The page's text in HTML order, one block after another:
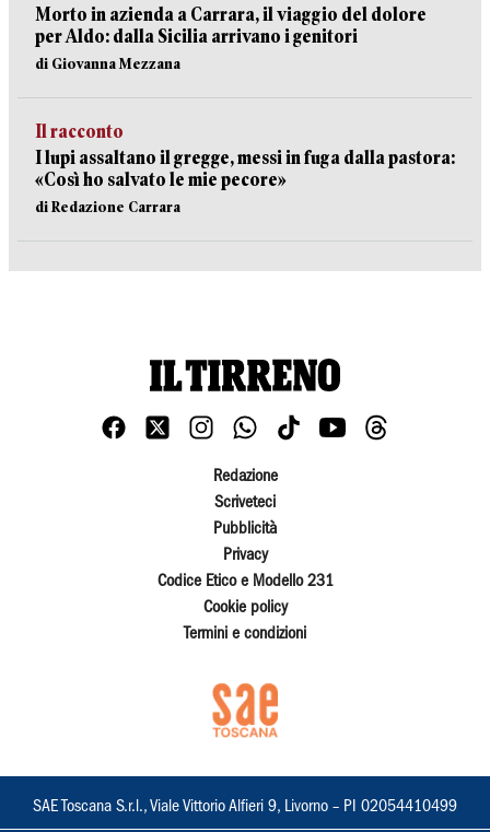
Morto in azienda a Carrara, il viaggio del dolore
per Aldo: dalla Sicilia arrivano i genitori
di Giovanna Mezzana
Il racconto
I lupi assaltano il gregge, messi in fuga dalla pastora:
«Così ho salvato le mie pecore»
di Redazione Carrara
Redazione
Scriveteci
Pubblicità
Privacy
Codice Etico e Modello 231
Cookie policy
Termini e condizioni
SAE Toscana S.r.l., Viale Vittorio Alfieri 9, Livorno – PI 02054410499